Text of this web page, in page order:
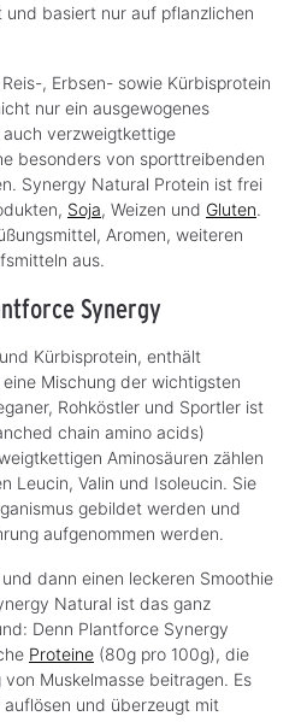
und basiert nur auf pflanzlichen
, Erbsen- sowie Kürbisprotein
nur ein ausgewogenes
verzweigtkettige
besonders von sporttreibenden
Synergy Natural Protein ist frei
Soja, Weizen und Gluten.
Aromen, weiteren
aus.
Synergy
Kürbisprotein, enthält
Mischung der wichtigsten
Rohköstler und Sportler ist
chain amino acids)
Aminosäuren zählen
Leucin, Valin und Isoleucin. Sie
gebildet werden und
aufgenommen werden.
dann einen leckeren Smoothie
Natural ist das ganz
Denn Plantforce Synergy
Proteine (80g pro 100g), die
Muskelmasse beitragen. Es
und überzeugt mit